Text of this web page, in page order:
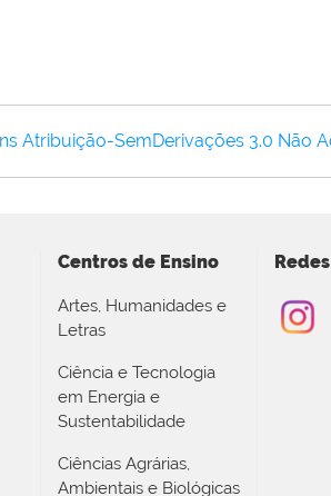
Atribuição-SemDerivações 3.0 Não
Centros de Ensino
Artes, Humanidades e
Letras
Ciência e Tecnologia
em Energia e
Sustentabilidade
Ciências Agrárias,
Ambientais e Biológicas